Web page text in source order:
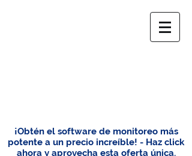
¡Obtén el software de monitoreo más
potente a un precio increíble! - Haz click
ahora y aprovecha esta oferta única.